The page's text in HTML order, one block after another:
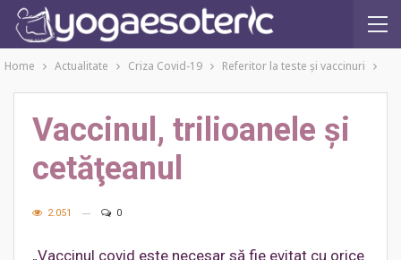
Home Actualitate Criza Covid-19 Referitor la teste şi vaccinuri
Vaccinul, trilioanele şi
cetăţeanul
2.051 0
„Vaccinul covid este necesar să fie evitat cu orice